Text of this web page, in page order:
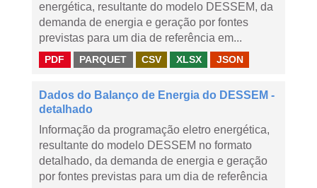
energética, resultante do modelo DESSEM, da
demanda de energia e geração por fontes
previstas para um dia de referência em...
PDF PARQUET CSV XLSX JSON
Dados do Balanço de Energia do DESSEM -
detalhado
Informação da programação eletro energética,
resultante do modelo DESSEM no formato
detalhado, da demanda de energia e geração
por fontes previstas para um dia de referência